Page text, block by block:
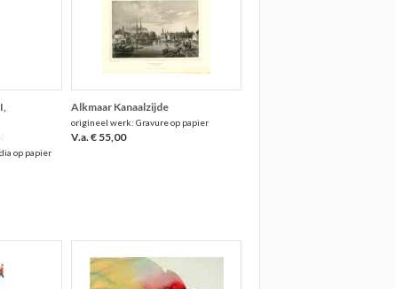
op papier
Alkmaar Kanaalzijde
origineel werk: Gravure op papier
V.a. € 55,00